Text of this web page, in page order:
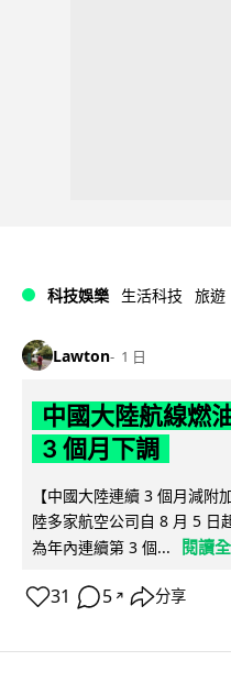
科技娛樂 生活科技 旅遊
Lawton 1 日
中國大陸航線燃
3 個月下調
【中國大陸連續 3 個月減
陸多家航空公司自 8 月 5 日
為年內連續第 3 個...
閱讀
31 5 ↗ 分享